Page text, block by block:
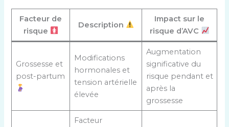
Facteur de
risque
Description
Impact sur le
risque d’AVC
Grossesse et
post-partum
Modifications
hormonales et
tension artérielle
élevée
Augmentation
significative du
risque pendant et
après la
grossesse
Facteur